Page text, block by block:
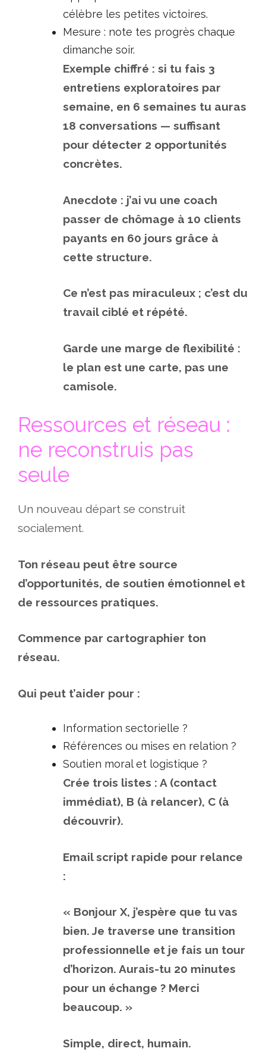
célèbre les petites victoires.
Mesure : note tes progrès chaque
dimanche soir.
Exemple chiffré : si tu fais 3
entretiens exploratoires par
semaine, en 6 semaines tu auras
18 conversations — suffisant
pour détecter 2 opportunités
concrètes.
Anecdote : j’ai vu une coach
passer de chômage à 10 clients
payants en 60 jours grâce à
cette structure.
Ce n’est pas miraculeux ; c’est du
travail ciblé et répété.
Garde une marge de flexibilité :
le plan est une carte, pas une
camisole.
Ressources et réseau :
ne reconstruis pas
seule
Un nouveau départ se construit
socialement.
Ton réseau peut être source
d’opportunités, de soutien émotionnel et
de ressources pratiques.
Commence par cartographier ton
réseau.
Qui peut t’aider pour :
Information sectorielle ?
Références ou mises en relation ?
Soutien moral et logistique ?
Crée trois listes : A (contact
immédiat), B (à relancer), C (à
découvrir).
Email script rapide pour relance
:
« Bonjour X, j’espère que tu vas
bien. Je traverse une transition
professionnelle et je fais un tour
d’horizon. Aurais-tu 20 minutes
pour un échange ? Merci
beaucoup. »
Simple, direct, humain.